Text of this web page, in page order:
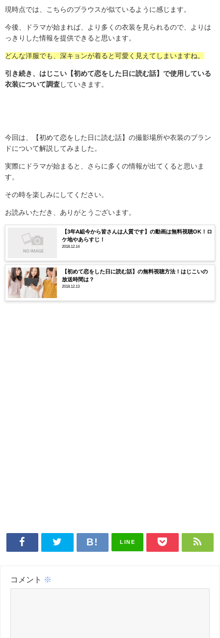
入
現時点では、こちらのブラウスが似ているように感じます。
今後、ドラマが始まれば、より多くの衣装を見られるので、よりは
っきりした情報を提供できると思います。
どんな洋服でも、深キョンが着ると可愛く見えてしまいますね。
引き続き、はじこい【初めて恋をした日に読む話】で使用している
衣装について調査 していきます。
今回は、【初めて恋をした日に読む話】の撮影場所や衣装のブラン
ドについて解説してみました。
実際にドラマが始まると、さらに多くの情報が出てくると思いま
す。
その時を楽しみにしてください。
お読みいただき、ありがとうございます。
【3年A組今から皆さんは人質です】の動画は無料視聴OK！ロ
ケ地やあらすじ！
2018.12.14
【初めて恋をした日に読む話】の無料視聴方法！はじこいの
放送時間は？
2018.12.13
LINE
コメント ※